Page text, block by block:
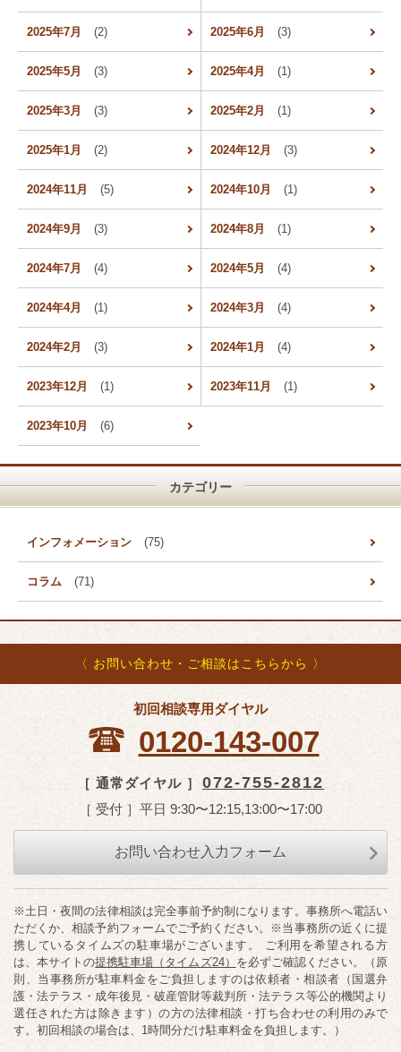
2025年7月 (2) 2025年6月 (3)
2025年5月 (3) 2025年4月 (1)
2025年3月 (3) 2025年2月 (1)
2025年1月 (2) 2024年12月 (3)
2024年11月 (5) 2024年10月 (1)
2024年9月 (3) 2024年8月 (1)
2024年7月 (4) 2024年5月 (4)
2024年4月 (1) 2024年3月 (4)
2024年2月 (3) 2024年1月 (4)
2023年12月 (1) 2023年11月 (1)
2023年10月 (6)
カテゴリー
インフォメーション (75)
コラム (71)
〈 お問い合わせ・ご相談はこちらから 〉
初回相談専用ダイヤル
0120-143-007
［ 通常ダイヤル ］ 072-755-2812
［ 受付 ］平日 9:30〜12:15,13:00〜17:00
お問い合わせ入力フォーム
※土日・夜間の法律相談は完全事前予約制になります。事務所へ電話い
ただくか、相談予約フォームでご予約ください。※当事務所の近くに提
携しているタイムズの駐車場がございます。 ご利用を希望される方
は、本サイトの提携駐車場（タイムズ24） を必ずご確認ください。（原
則、当事務所が駐車料金をご負担しますのは依頼者・相談者（国選弁
護・法テラス・成年後見・破産管財等裁判所・法テラス等公的機関より
選任された方は除きます）の方の法律相談・打ち合わせの利用のみで
す。初回相談の場合は、1時間分だけ駐車料金を負担します。）